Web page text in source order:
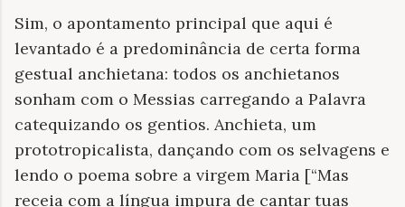
Sim, o apontamento principal que aqui é
levantado é a predominância de certa forma
gestual anchietana: todos os anchietanos
sonham com o Messias carregando a Palavra
catequizando os gentios. Anchieta, um
prototropicalista, dançando com os selvagens e
lendo o poema sobre a virgem Maria [“Mas
receia com a língua impura de cantar tuas